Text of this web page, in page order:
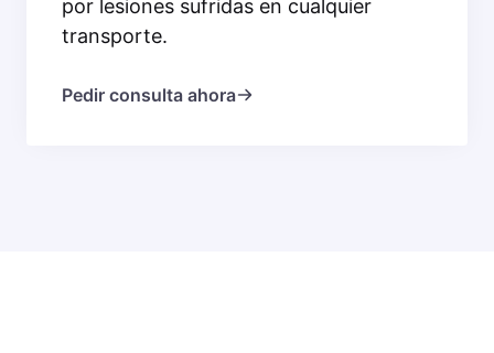
por lesiones sufridas en cualquier
transporte.
Pedir consulta ahora